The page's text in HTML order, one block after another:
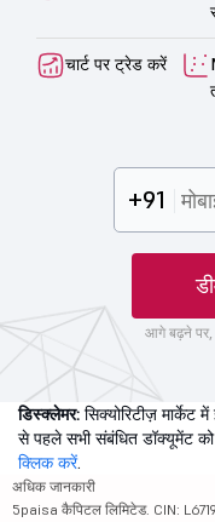
चार्ट पर ट्रेड करें
+91
आगे बढ़ने
डिस्क्लेमर: सिक्योरिटीज़ मार्केट
से पहले सभी संबंधित डॉक्यूमेंट
क्लिक करें.
अधिक जानकारी
5paisa कैपिटल लिमिटेड. CIN: